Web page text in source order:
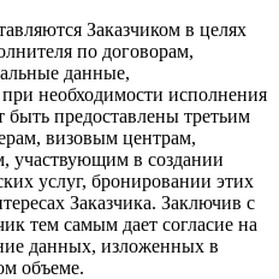
Заказчиком в целях
по договорам,
данные,
необходимости исполнения
быть предоставлены третьим
визовым центрам,
участвующим в создании
услуг, бронировании этих
Заказчика. Заключив с
тем самым дает согласие на
данных, изложенных в
объеме.